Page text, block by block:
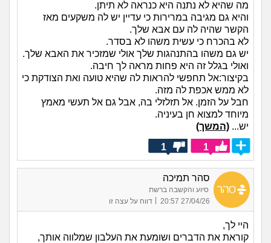
מה שהיא לא נתנה היא כנראה לא תיתן.
והיא גם מגיבה במרירות כי עדיין יש לה משקעים מאז
הקשר שהיה לה עם אבא שלך.
לא בהכרח כי עשית משהו לא בסדר.
יש גם משהו בהתנהגות שלך אולי שמזכיר את האבא שלך.
ואולי בגלל זה היא פחות מראה לך חיבה.
בקיצור:אל תחפשי להראות לה שהיא טועה ואת הצודקת כי
לא ממש אכפת לה מזה.
חבל על הזמן. אל תזלזלי בה, אבל גם אל תעשי מאמץ
מיוחד למצוא חן בעיניה.
יש... (המשך)
1
1
סהר תמיכה
סיוע והקשבה ברשת
27/04/26 20:57
| דווח על עצה זו
היי לך,
קוראת את הדברים ושומעת את העלבון שמלווה אותך,